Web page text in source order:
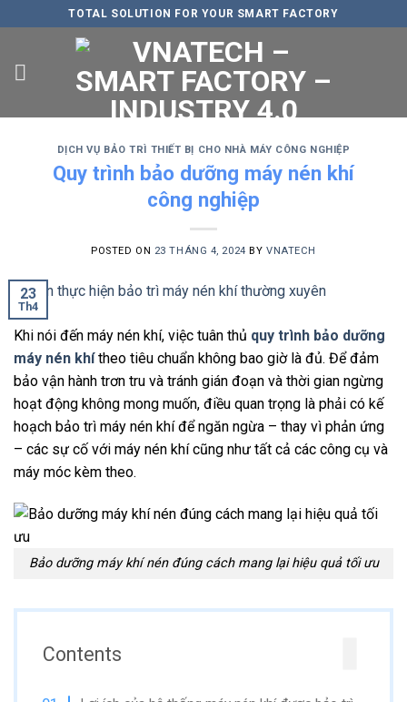
to
TOTAL SOLUTION FOR YOUR SMART FACTORY
DỊCH VỤ BẢO TRÌ THIẾT BỊ CHO NHÀ MÁY CÔNG NGHIỆP
Quy trình bảo dưỡng máy nén khí
công nghiệp
POSTED ON 23 THÁNG 4, 2024 BY VNATECH
23
Th4
Khi nói đến máy nén khí, việc tuân thủ quy trình bảo dưỡng
máy nén khítheo tiêu chuẩn không bao giờ là đủ. Để đảm
bảo vận hành trơn tru và tránh gián đoạn và thời gian ngừng
hoạt động không mong muốn, điều quan trọng là phải có kế
hoạch bảo trì máy nén khí để ngăn ngừa – thay vì phản ứng
– các sự cố với máy nén khí cũng như tất cả các công cụ và
máy móc kèm theo.
Bảo dưỡng máy khí nén đúng cách mang lại hiệu quả tối ưu
Contents